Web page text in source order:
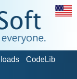
CodeLib